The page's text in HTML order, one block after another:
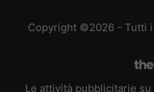
Copyright ©2026 - Tutti
Le attività pubblicitarie